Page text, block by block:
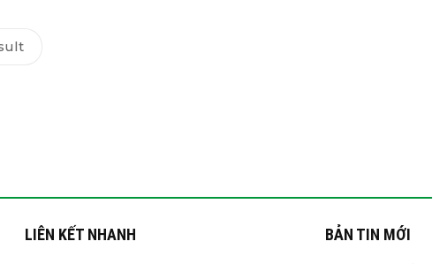
LIÊN KẾT NHANH BẢN TIN MỚI